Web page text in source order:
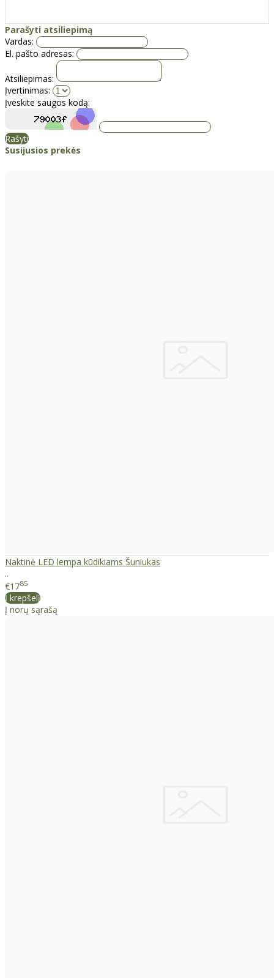
Parašyti atsiliepimą
Vardas:
El. pašto adresas:
Atsiliepimas:
Įvertinimas:
Įveskite saugos kodą:
Rašyti
Susijusios prekės
Naktinė LED lempa kūdikiams Šuniukas
..
€1785
Į krepšelį
Į norų sąrašą